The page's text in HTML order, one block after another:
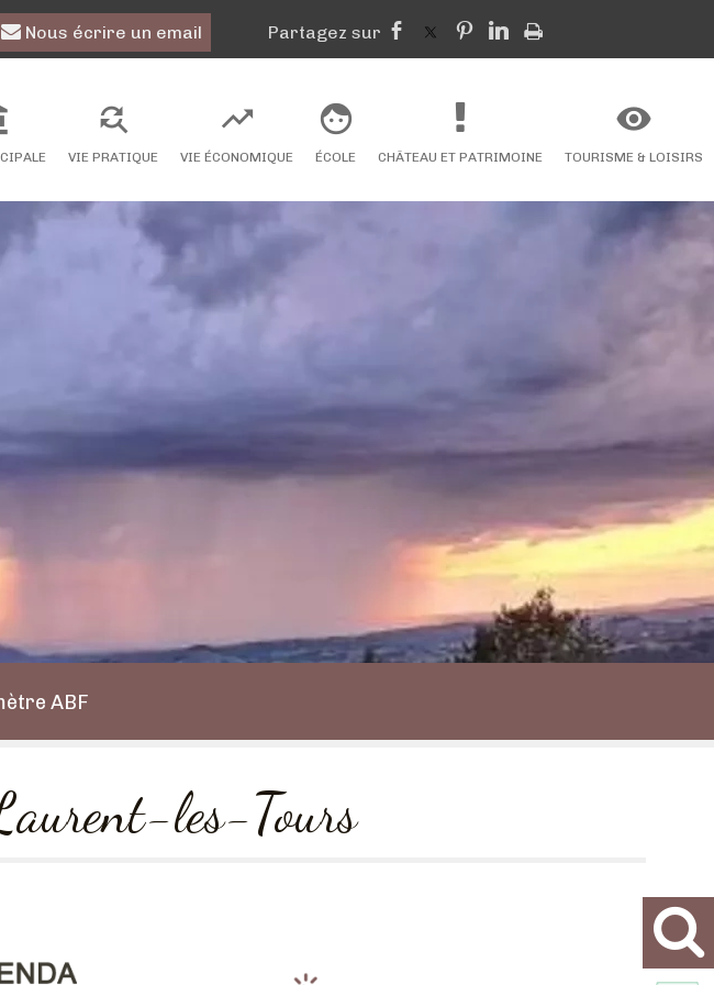
Nous écrire un email
VIE PRATIQUE VIE ÉCONOMIQUE ÉCOLE CHÂTEAU ET PATRIMOINE TOURISME & LOISIRS
ABF
les-Tours